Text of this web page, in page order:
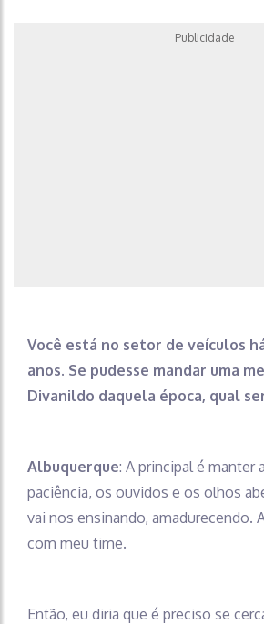
Publicidade
Você está no setor de veículos
anos. Se pudesse mandar uma
Divanildo daquela época, qual
Albuquerque: A principal é manter
paciência, os ouvidos e os olhos
vai nos ensinando, amadurecendo.
com meu time.
Então, eu diria que é preciso se